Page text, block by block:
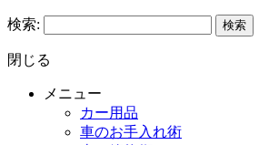
検索:
閉じる
メニュー
カー用品
車のお手入れ術